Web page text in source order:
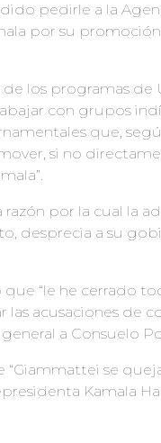
pedirle a la
por su
los programas de
con grupos
que,
si no
por la cual la
desprecia a su
“le he cerrado
las acusaciones de
a Consuelo
se
Kamala